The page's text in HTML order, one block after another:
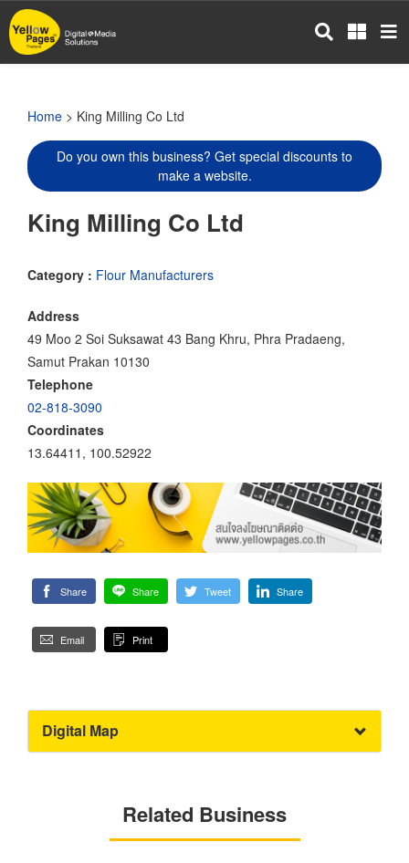
Skip
to
main
Home > King Milling Co Ltd
Do you own this business? Get special discounts to
make a website.
King Milling Co Ltd
Category : Flour Manufacturers
Address
49 Moo 2 Soi Suksawat 43 Bang Khru, Phra Pradaeng,
Samut Prakan 10130
Telephone
02-818-3090
Coordinates
13.64411, 100.52922
Share Share Tweet Share
Email Print
Digital Map
Related Business